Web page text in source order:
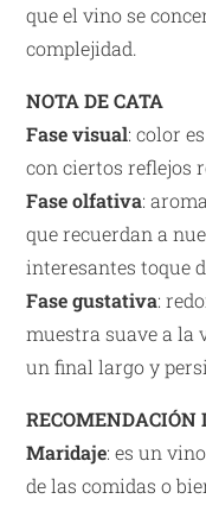
que el vino se
complejidad.
NOTA DE CATA
Fase visual: color
con ciertos reflejos
Fase olfativa:
que recuerdan a
interesantes toque
Fase gustativa:
muestra suave a la
un final largo y
RECOMENDACIÓN
Maridaje: es un
de las comidas o